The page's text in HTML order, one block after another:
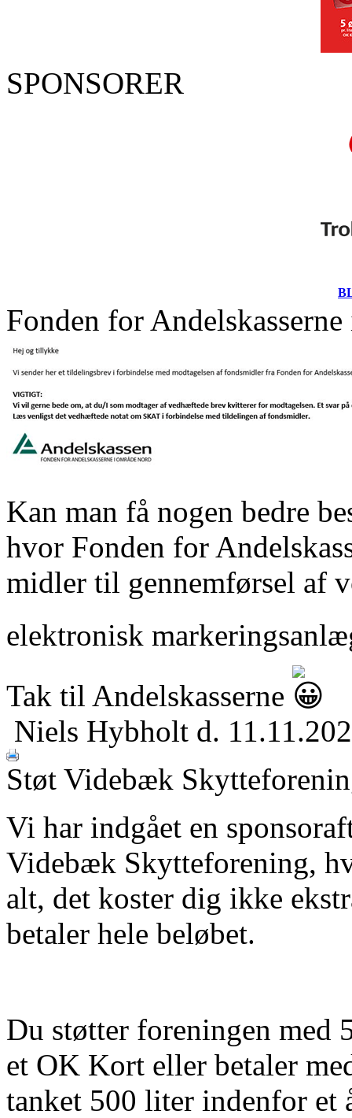
SPONSORER
Fonden for
Kan man få nogen bedre
hvor Fonden for
midler til gennemførsel af
elektronisk
Tak til Andelskasserne
Niels Hybholt d.
Støt Videbæk
Vi har indgået en
Videbæk Skytteforening,
alt, det koster dig ikke
betaler hele beløbet.
Du støtter foreningen med
et OK Kort eller betaler
tanket 500 liter indenfor et